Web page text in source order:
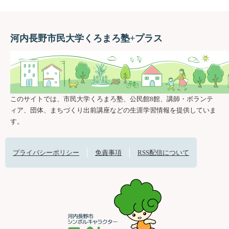
河内長野市民大学くろまろ塾+プラス
このサイトでは、市民大学くろまろ塾、公民館8館、講師・ボランテ
ィア、団体、まちづくり出前講座などの生涯学習情報を提供していま
す。
プライバシーポリシー 免責事項 RSS配信について